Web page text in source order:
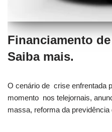
Financiamento
Saiba mais.
O cenário de crise enfrentada
momento nos telejornais,
massa, reforma da